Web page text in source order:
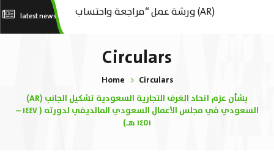
استبيان معوقات
latest news
(AR) ورشة عمل “مراجعة واحتساب
الاقتصادية لقطاع الترفيه – الثقافة –
السياحة”
(AR) ورشة عمل : العمـــــل الحـــــر
Circulars
Home
Circulars
(AR) بشأن عزم اتحاد الغرف التجارية السعودية تشكيل الجانب
السعودي في مجلس الأعمال السعودي المالديفي لدورته ( ١٤٤٧ –
١٤٥١ هـ)